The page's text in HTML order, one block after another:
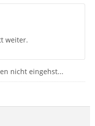
weiter.
nicht eingehst...